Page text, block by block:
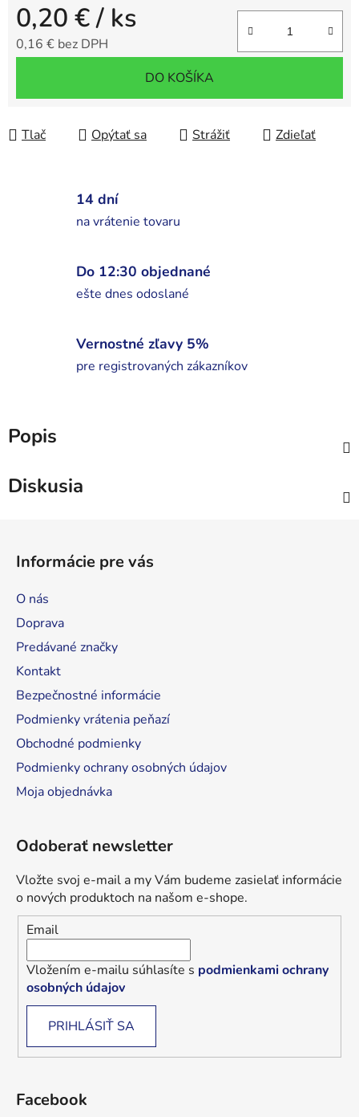
0,20 €/ ks
0,16 € bez DPH
DO KOŠÍKA
Tlač Opýtať sa Strážiť Zdieľať
14 dní
na vrátenie tovaru
Do 12:30 objednané
ešte dnes odoslané
Vernostné zľavy 5%
pre registrovaných zákazníkov
Popis
Diskusia
Informácie pre vás
O nás
Doprava
Predávané značky
Kontakt
Bezpečnostné informácie
Podmienky vrátenia peňazí
Obchodné podmienky
Podmienky ochrany osobných údajov
Moja objednávka
Odoberať newsletter
Vložte svoj e-mail a my Vám budeme zasielať informácie
o nových produktoch na našom e-shope.
Email
Vložením e-mailu súhlasíte s podmienkami ochrany
osobných údajov
PRIHLÁSIŤ SA
Facebook